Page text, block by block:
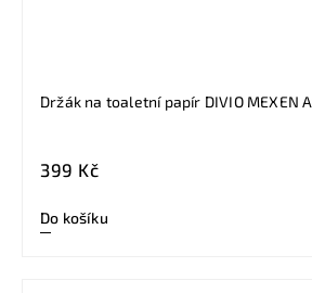
Držák na toaletní papír DIVIO MEXEN
399 Kč
Do košíku